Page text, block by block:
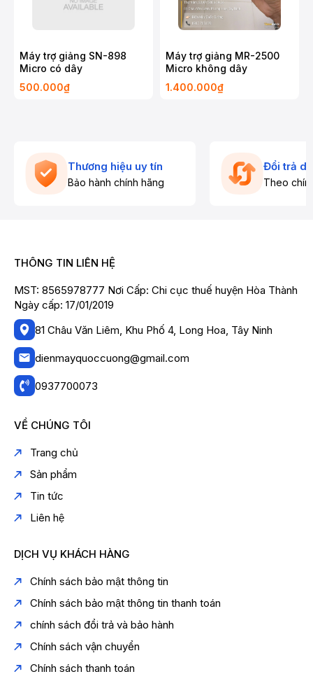
Máy trợ giảng SN-898
Micro có dây
500.000₫
Máy trợ giảng MR-2500
Micro không dây
1.400.000₫
Thương hiệu uy tín
Bảo hành chính hãng
Đổi trả
Theo
THÔNG TIN LIÊN HỆ
MST: 8565978777 Nơi Cấp: Chi cục thuế huyện Hòa Thành
Ngày cấp: 17/01/2019
81 Châu Văn Liêm, Khu Phố 4, Long Hoa, Tây Ninh
dienmayquoccuong@gmail.com
0937700073
VỀ CHÚNG TÔI
Trang chủ
Sản phẩm
Tin tức
Liên hệ
DỊCH VỤ KHÁCH HÀNG
Chính sách bảo mật thông tin
Chính sách bảo mật thông tin thanh toán
chính sách đổi trả và bảo hành
Chính sách vận chuyển
Chính sách thanh toán